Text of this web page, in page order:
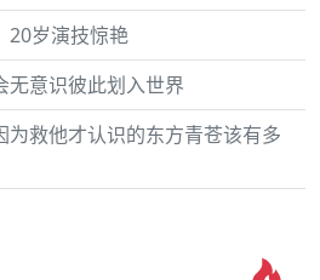
20岁演技惊艳
无意识彼此划入世界
救他才认识的东方青苍该有多